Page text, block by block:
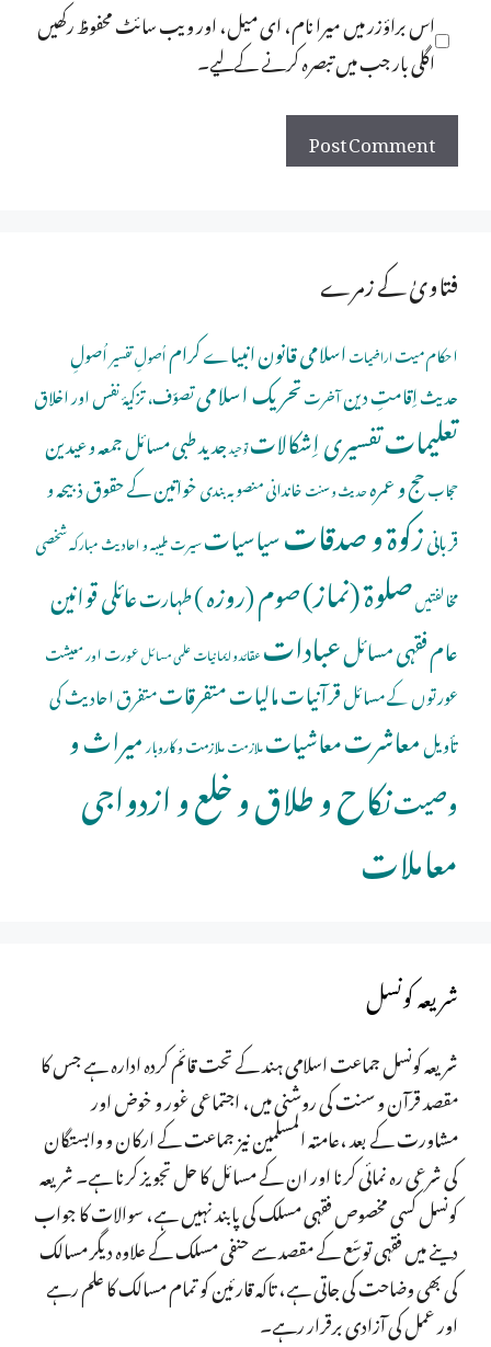
اس براؤزر میں میرا نام، ای میل، اور ویب سائٹ محفوظ رکھیں
اگلی بار جب میں تبصرہ کرنے کےلیے۔
فتاویٰ کے زمرے
احکام میتاراضیاتاسلامی قانونانبیاے کراماُصولِ تفسیراُصولِ
حدیثاِقامتِ دینآخرتتحریک اسلامیتصوّف، تزکیۂ نفس اور اخلاق
تعلیماتتفسیری اِشکالاتتوحیدجدید طبی مسائلجمعہ و عیدین
حجابحج و عمرہحدیث و سنتخاندانی منصوبہ بندیخواتین کے حقوقذبیحہ و
قربانیزکوۃ و صدقاتسیاسیاتسیرت طیبہ و احادیث مبارکہشخصی
مخالفتیںصلوة (نماز)صوم (روزہ )طہارتعائلی قوانین
عام فقہی مسائلعباداتعقائد و ایمانیاتعلمی مسائلعورت اور معیشت
عورتوں کے مسائلقرآنیاتمالیاتمتفرقاتمتفرق احادیث کی
تأویلمعاشرتمعاشیاتملازمتملازمت و کاروبارمیراث و
وصیتنکاح و طلاق و خلع و ازدواجی
معاملات
شریعہ کونسل
شریعہ کونسل جماعت اسلامی ہند کے تحت قائم کردہ ادارہ ہے جس کا
مقصد قرآن و سنت کی روشنی میں، اجتماعی غور و خوض اور
مشاورت کے بعد ،عامتہ المسلمین نیز جماعت کے ارکان و وابستگان
کی شرعی رہ نمائی کرنا اور ان کے مسائل کا حل تجویز کرنا ہے۔ شریعہ
کونسل کسی مخصوص فقہی مسلک کی پابند نہیں ہے، سوالات کا جواب
دینے میں فقہی توسّع کے مقصد سے حنفی مسلک کے علاوہ دیگر مسالک
کی بھی وضاحت کی جاتی ہے، تاکہ قارئین کو تمام مسالک کا علم رہے
اور عمل کی آزادی برقرار رہے۔